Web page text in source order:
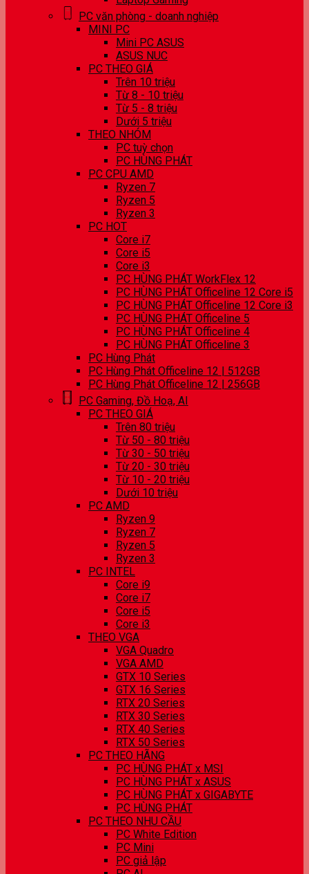
PC văn phòng - doanh nghiệp
MINI PC
Mini PC ASUS
ASUS NUC
PC THEO GIÁ
Trên 10 triệu
Từ 8 - 10 triệu
Từ 5 - 8 triệu
Dưới 5 triệu
THEO NHÓM
PC tuỳ chọn
PC HÙNG PHÁT
PC CPU AMD
Ryzen 7
Ryzen 5
Ryzen 3
PC HOT
Core i7
Core i5
Core i3
PC HÙNG PHÁT WorkFlex 12
PC HÙNG PHÁT Officeline 12 Core i5
PC HÙNG PHÁT Officeline 12 Core i3
PC HÙNG PHÁT Officeline 5
PC HÙNG PHÁT Officeline 4
PC HÙNG PHÁT Officeline 3
PC Hùng Phát
PC Hùng Phát Officeline 12 | 512GB
PC Hùng Phát Officeline 12 | 256GB
PC Gaming, Đồ Hoạ, AI
PC THEO GIÁ
Trên 80 triệu
Từ 50 - 80 triệu
Từ 30 - 50 triệu
Từ 20 - 30 triệu
Từ 10 - 20 triệu
Dưới 10 triệu
PC AMD
Ryzen 9
Ryzen 7
Ryzen 5
Ryzen 3
PC INTEL
Core i9
Core i7
Core i5
Core i3
THEO VGA
VGA Quadro
VGA AMD
GTX 10 Series
GTX 16 Series
RTX 20 Series
RTX 30 Series
RTX 40 Series
RTX 50 Series
PC THEO HÃNG
PC HÙNG PHÁT x MSI
PC HÙNG PHÁT x ASUS
PC HÙNG PHÁT x GIGABYTE
PC HÙNG PHÁT
PC THEO NHU CẦU
PC White Edition
PC Mini
PC giả lập